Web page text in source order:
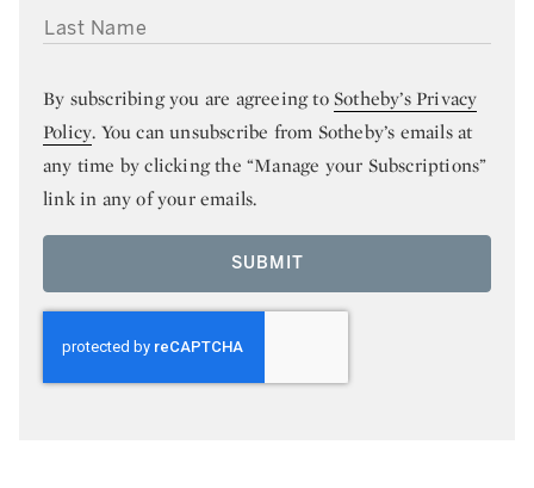
LAST NAME
By subscribing you are agreeing toSotheby’s Privacy
Policy. You can unsubscribe from Sotheby’s emails at
any time by clicking the “Manage your Subscriptions”
link in any of your emails.
SUBMIT